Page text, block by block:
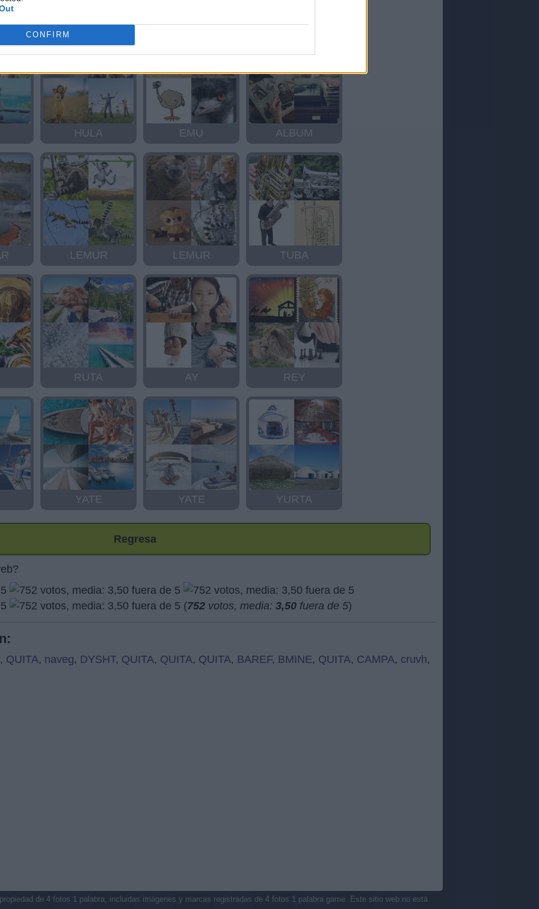
CONFIRM
HULA EMU ALBUM
LEMUR LEMUR TUBA
RUTA AY REY
YATE YATE YURTA
Regresa
(752 votos, media: 3,50 fuera de 5)
, QUITA, naveg, DYSHT, QUITA, QUITA, QUITA, BAREF, BMINE, QUITA, CAMPA, cruvh,
de 4 fotos 1 palabra, incluidas imágenes y marcas registradas de 4 fotos 1 palabra game. Este sitio web no está